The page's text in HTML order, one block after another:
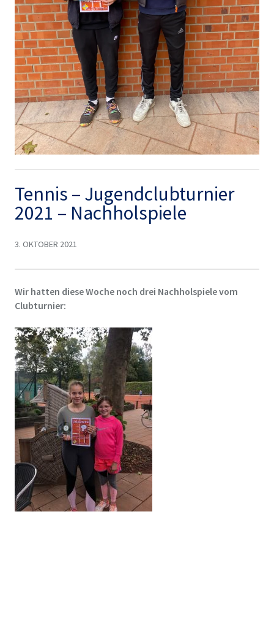
Tennis – Jugendclubturnier
2021 – Nachholspiele
3. OKTOBER 2021
Wir hatten diese Woche noch drei Nachholspiele vom
Clubturnier: